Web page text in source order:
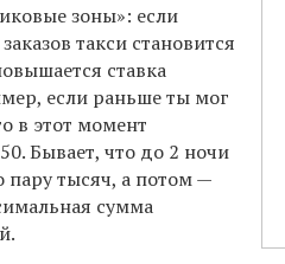
зоны»: если
такси становится
ставка
если раньше ты мог
в этот момент
Бывает, что до 2 ночи
пару тысяч, а потом —
сумма